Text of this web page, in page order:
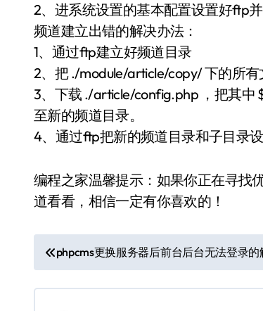
2、进系统设置的基本配置设置好ftp
频道建立出错的解决办法：
1、通过ftp建立好频道目录
2、把 ./module/article/copy/ 下的所
3、下载 ./article/config.php ，把其中
至新的频道目录。
4、通过ftp把新的频道目录和子目录
编程之家温馨提示：如果你正在寻找
道看看，相信一定有你喜欢的！
文
章
phpcms更换服务器后前台后台无法登录的